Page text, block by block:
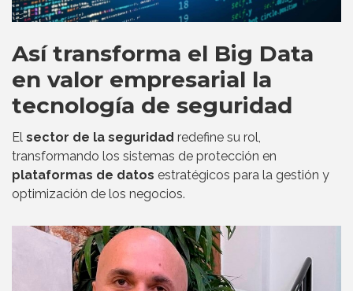
Así transforma el Big Data
en valor empresarial la
tecnología de seguridad
El sector de la seguridad redefine su rol,
transformando los sistemas de protección en
plataformas de datos estratégicos para la gestión y
optimización de los negocios.